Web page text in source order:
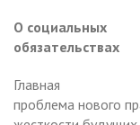
О социальных
обязательствах
Главная
проблема нового